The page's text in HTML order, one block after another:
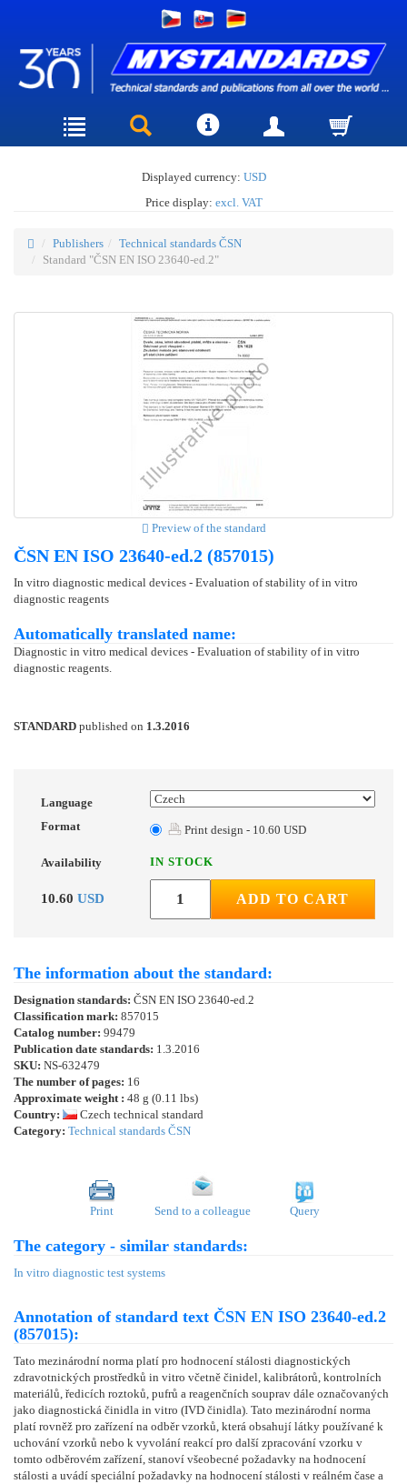
Displayed currency: USD
Price display: excl. VAT
Publishers
Technical standards ČSN
Standard "ČSN EN ISO 23640-ed.2"
Preview of the standard
ČSN EN ISO 23640-ed.2 (857015)
In vitro diagnostic medical devices - Evaluation of stability of in vitro
diagnostic reagents
Automatically translated name:
Diagnostic in vitro medical devices - Evaluation of stability of in vitro
diagnostic reagents.
STANDARD published on 1.3.2016
Language
Format
Print design - 10.60 USD
Availability IN STOCK
10.60 USD ADD TO CART
The information about the standard:
Designation standards: ČSN EN ISO 23640-ed.2
Classification mark: 857015
Catalog number: 99479
Publication date standards: 1.3.2016
SKU: NS-632479
The number of pages: 16
Approximate weight : 48 g (0.11 lbs)
Country:
Czech technical standard
Category: Technical standards ČSN
Print Send to a colleague Query
The category - similar standards:
In vitro diagnostic test systems
Annotation of standard text ČSN EN ISO 23640-ed.2
(857015):
Tato mezinárodní norma platí pro hodnocení stálosti diagnostických
zdravotnických prostředků in vitro včetně činidel, kalibrátorů, kontrolních
materiálů, ředicích roztoků, pufrů a reagenčních souprav dále označovaných
jako diagnostická činidla in vitro (IVD činidla). Tato mezinárodní norma
platí rovněž pro zařízení na odběr vzorků, která obsahují látky používané k
uchování vzorků nebo k vyvolání reakcí pro další zpracování vzorku v
tomto odběrovém zařízení, stanoví všeobecné požadavky na hodnocení
stálosti a uvádí speciální požadavky na hodnocení stálosti v reálném čase a